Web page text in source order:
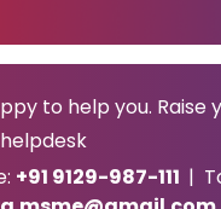
to help you. Raise
+91 9129-987-111 |